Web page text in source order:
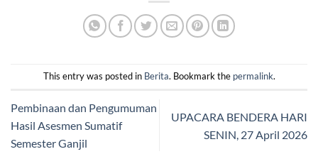
This entry was posted in Berita. Bookmark the permalink.
Pembinaan dan Pengumuman
Hasil Asesmen Sumatif
Semester Ganjil
UPACARA BENDERA HARI
SENIN, 27 April 2026